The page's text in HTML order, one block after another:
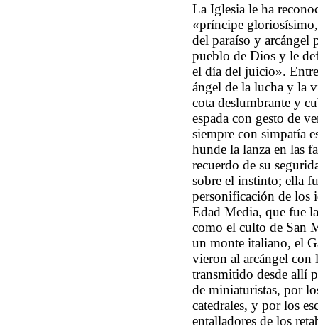
La Iglesia le ha
«príncipe
del paraíso y arcángel
pueblo de Dios y le
el día del juicio».
ángel de la lucha y la
cota deslumbrante y
espada con gesto de
siempre con simpatía
hunde la lanza en las
recuerdo de su
sobre el instinto; ella
personificación de los
Edad Media, que fue
como el culto de San
un monte italiano, el
vieron al arcángel con
transmitido desde allí
de miniaturistas, por
catedrales, y por los
entalladores de los